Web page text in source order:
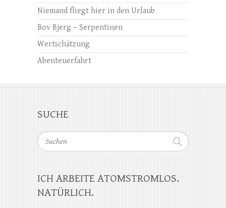
Niemand fliegt hier in den Urlaub
Bov Bjerg – Serpentinen
Wertschätzung
Abenteuerfahrt
SUCHE
Suchen
ICH ARBEITE ATOMSTROMLOS.
NATÜRLICH.